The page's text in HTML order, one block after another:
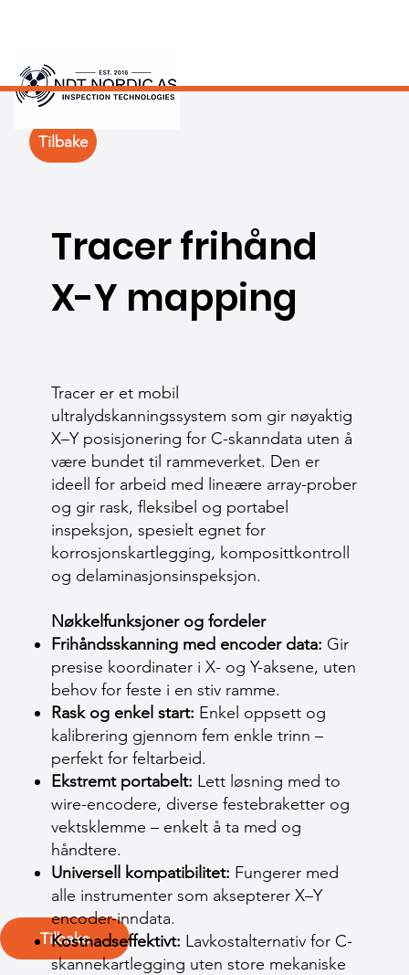
Tilbake
Tracer frihånd
X-Y mapping
Tracer er et mobil
ultralydskanningssystem som gir nøyaktig
X–Y posisjonering for C-skanndata uten å
være bundet til rammeverket. Den er
ideell for arbeid med lineære array-prober
og gir rask, fleksibel og portabel
inspeksjon, spesielt egnet for
korrosjonskartlegging, komposittkontroll
og delaminasjonsinspeksjon.
Nøkkelfunksjoner og fordeler
Frihåndsskanning med encoder data: Gir
presise koordinater i X- og Y-aksene, uten
behov for feste i en stiv ramme.
Rask og enkel start: Enkel oppsett og
kalibrering gjennom fem enkle trinn –
perfekt for feltarbeid.
Ekstremt portabelt: Lett løsning med to
wire-encodere, diverse festebraketter og
vektsklemme – enkelt å ta med og
håndtere.
Universell kompatibilitet: Fungerer med
alle instrumenter som aksepterer X–Y
encoder-inndata.
Kostnadseffektivt: Lavkostalternativ for C-
skannekartlegging uten store mekaniske
Tilbake